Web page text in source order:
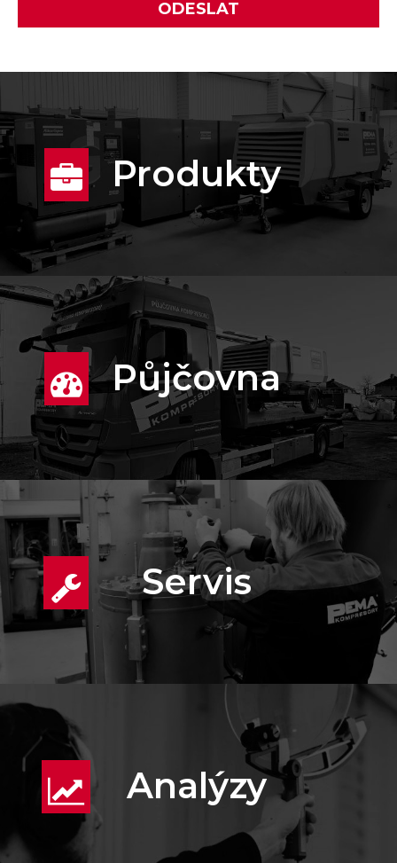
Produkty
Půjčovna
Servis
Analýzy